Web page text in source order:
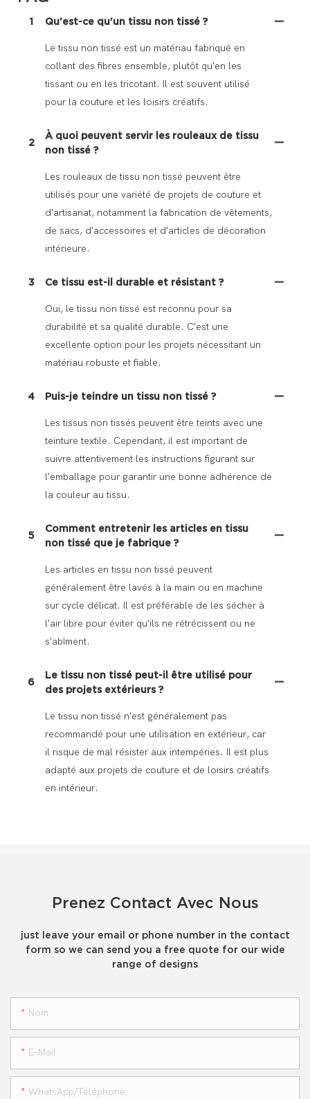
1 Qu'est-ce qu'un tissu non tissé ?
Le tissu non tissé est un matériau fabriqué en
collant des fibres ensemble, plutôt qu'en les
tissant ou en les tricotant. Il est souvent utilisé
pour la couture et les loisirs créatifs.
2
À quoi peuvent servir les rouleaux de tissu
non tissé ?
Les rouleaux de tissu non tissé peuvent être
utilisés pour une variété de projets de couture et
d'artisanat, notamment la fabrication de vêtements,
de sacs, d'accessoires et d'articles de décoration
intérieure.
3 Ce tissu est-il durable et résistant ?
Oui, le tissu non tissé est reconnu pour sa
durabilité et sa qualité durable. C'est une
excellente option pour les projets nécessitant un
matériau robuste et fiable.
4 Puis-je teindre un tissu non tissé ?
Les tissus non tissés peuvent être teints avec une
teinture textile. Cependant, il est important de
suivre attentivement les instructions figurant sur
l'emballage pour garantir une bonne adhérence de
la couleur au tissu.
5
Comment entretenir les articles en tissu
non tissé que je fabrique ?
Les articles en tissu non tissé peuvent
généralement être lavés à la main ou en machine
sur cycle délicat. Il est préférable de les sécher à
l'air libre pour éviter qu'ils ne rétrécissent ou ne
s'abîment.
6
Le tissu non tissé peut-il être utilisé pour
des projets extérieurs ?
Le tissu non tissé n'est généralement pas
recommandé pour une utilisation en extérieur, car
il risque de mal résister aux intempéries. Il est plus
adapté aux projets de couture et de loisirs créatifs
en intérieur.
Prenez Contact Avec Nous
just leave your email or phone number in the contact
form so we can send you a free quote for our wide
range of designs
Nom
E-Mail
WhatsApp/téléphone